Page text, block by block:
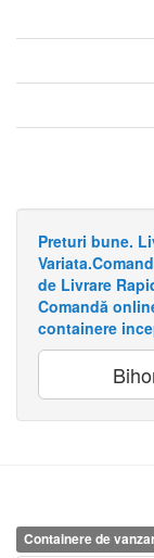
Preturi bune.
de Livrare
Comandă
containere
Containere de